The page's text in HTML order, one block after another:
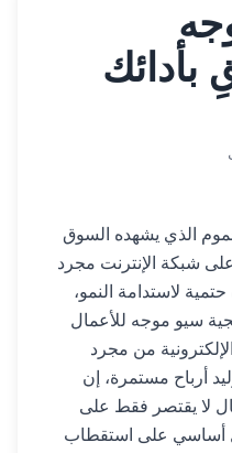
بأدائك
الذي يشهده السوق
على شبكة الإنترنت مجرد
لاستدامة النمو،
سيو موجه للأعمال
من مجرد
أرباح مستمرة، إن
لا يقتصر فقط على
أساسي على استقطاب